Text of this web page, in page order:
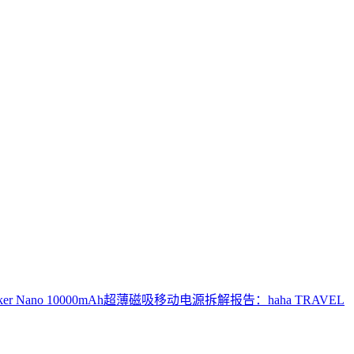
Nano 10000mAh超薄磁吸移动电源拆解报告：haha TRAVEL